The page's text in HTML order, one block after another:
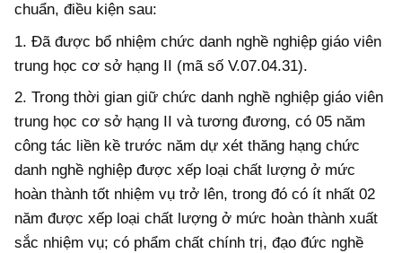
chuẩn, điều kiện sau:
1. Đã được bổ nhiệm chức danh nghề nghiệp giáo viên
trung học cơ sở hạng II (mã số V.07.04.31).
2. Trong thời gian giữ chức danh nghề nghiệp giáo viên
trung học cơ sở hạng II và tương đương, có 05 năm
công tác liền kề trước năm dự xét thăng hạng chức
danh nghề nghiệp được xếp loại chất lượng ở mức
hoàn thành tốt nhiệm vụ trở lên, trong đó có ít nhất 02
năm được xếp loại chất lượng ở mức hoàn thành xuất
sắc nhiệm vụ; có phẩm chất chính trị, đạo đức nghề